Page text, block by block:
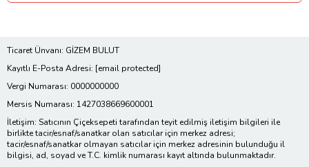
Ticaret Ünvanı: GİZEM BULUT
Kayıtlı E-Posta Adresi: [email protected]
Vergi Numarası: 0000000000
Mersis Numarası: 1427038669600001
İletişim: Satıcının Çiçeksepeti tarafından teyit edilmiş iletişim bilgileri ile
birlikte tacir/esnaf/sanatkar olan satıcılar için merkez adresi;
tacir/esnaf/sanatkar olmayan satıcılar için merkez adresinin bulunduğu il
bilgisi, ad, soyad ve T.C. kimlik numarası kayıt altında bulunmaktadır.